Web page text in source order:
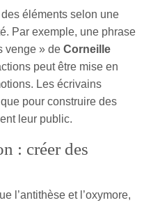
éléments selon une
Par exemple, une phrase
venge » de Corneille
peut être mise en
Les écrivains
pour construire des
leur public.
: créer des
l’antithèse et l’oxymore,